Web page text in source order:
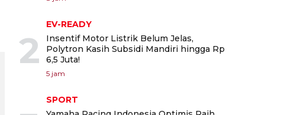
2
EV-READY
Insentif Motor Listrik Belum Jelas,
Polytron Kasih Subsidi Mandiri hingga Rp
6,5 Juta!
5 jam
SPORT